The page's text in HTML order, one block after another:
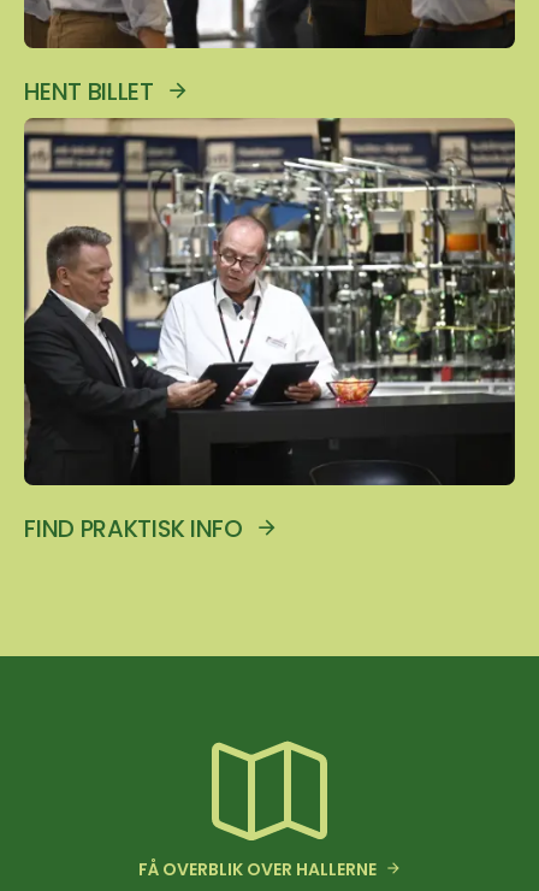
HENT BILLET
FIND PRAKTISK INFO
FÅ OVERBLIK OVER HALLERNE